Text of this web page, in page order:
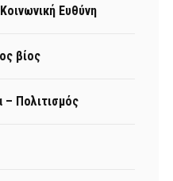
Ευθύνη
βίος
– Πολιτισμός